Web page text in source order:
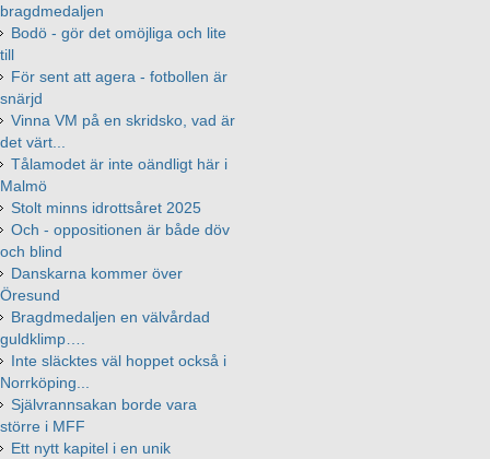
bragdmedaljen
Bodö - gör det omöjliga och lite
till
För sent att agera - fotbollen är
snärjd
Vinna VM på en skridsko, vad är
det värt...
Tålamodet är inte oändligt här i
Malmö
Stolt minns idrottsåret 2025
Och - oppositionen är både döv
och blind
Danskarna kommer över
Öresund
Bragdmedaljen en välvårdad
guldklimp….
Inte släcktes väl hoppet också i
Norrköping...
Självrannsakan borde vara
större i MFF
Ett nytt kapitel i en unik